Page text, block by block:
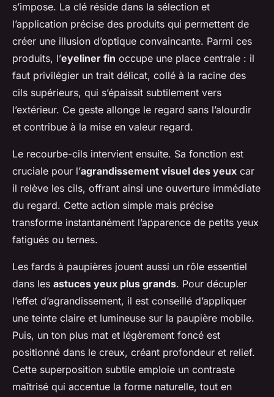
s’impose. La clé réside dans la sélection et
l’application précise des produits qui permettent de
créer une illusion d’optique convaincante. Parmi ces
produits, l’eyeliner fin occupe une place centrale : il
faut privilégier un trait délicat, collé à la racine des
cils supérieurs, qui s’épaissit subtilement vers
l’extérieur. Ce geste allonge le regard sans l’alourdir
et contribue à la mise en valeur regard.
Le recourbe-cils intervient ensuite. Sa fonction est
cruciale pour l’agrandissement visuel des yeux car
il relève les cils, offrant ainsi une ouverture immédiate
du regard. Cette action simple mais précise
transforme instantanément l’apparence de petits yeux
fatigués ou ternes.
Les fards à paupières jouent aussi un rôle essentiel
dans les astuces yeux plus grands. Pour décupler
l’effet d’agrandissement, il est conseillé d’appliquer
une teinte claire et lumineuse sur la paupière mobile.
Puis, un ton plus mat et légèrement foncé est
positionné dans le creux, créant profondeur et relief.
Cette superposition subtile emploie un contraste
maîtrisé qui accentue la forme naturelle, tout en